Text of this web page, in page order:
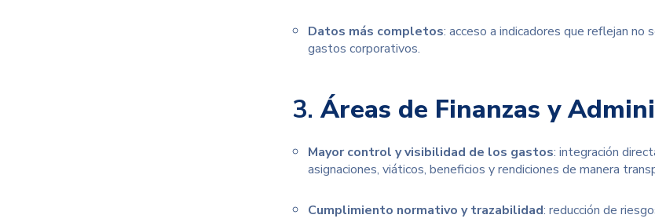
Datos más completos: acceso a indicadores que reflejan
gastos corporativos.
3.Áreas de Finanzas y
Mayor control y visibilidad de los gastos: integración
asignaciones, viáticos, beneficios y rendiciones de manera
Cumplimiento normativo y trazabilidad: reducción de